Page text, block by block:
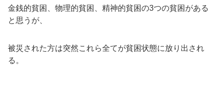
金銭的貧困、物理的貧困、精神的貧困の3つの貧困がある
と思うが、
被災された方は突然これら全てが貧困状態に放り出され
る。